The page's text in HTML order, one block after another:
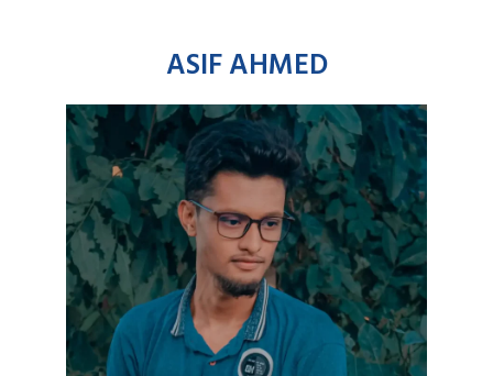
ASIF AHMED